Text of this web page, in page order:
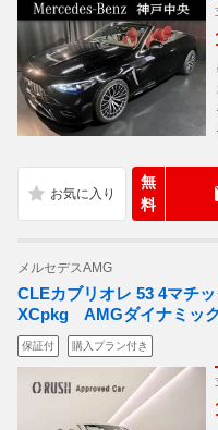
無
料
メルセデスAMG
CLEカブリオレ 53 4マチ
XCpkg AMGダイナミ
保証付 購入プラン付き